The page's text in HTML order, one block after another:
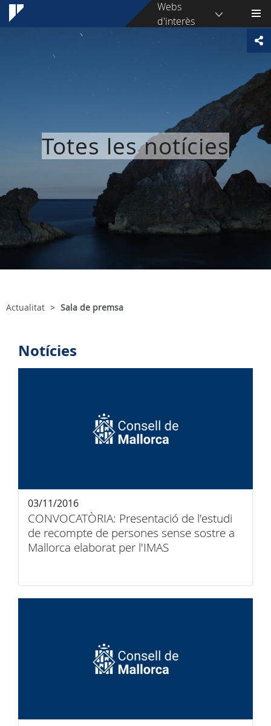
Webs
d'interès
Totes les notícies
Actualitat Sala de premsa
Notícies
CONVOCATÒRIA: Presentació de l'estudi
de recompte de persones sense sostre a
Mallorca elaborat per l'IMAS
03/11/2016